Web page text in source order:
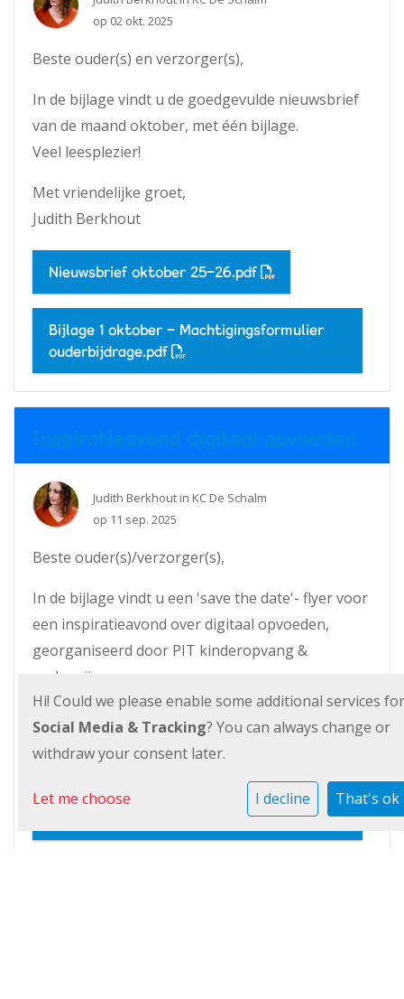
op 02 okt. 2025
Beste ouder(s) en verzorger(s),
In de bijlage vindt u de goedgevulde nieuwsbrief
van de maand oktober, met één bijlage.
Veel leesplezier!
Met vriendelijke groet,
Judith Berkhout
Nieuwsbrief oktober 25-26.pdf
Bijlage 1 oktober - Machtigingsformulier
ouderbijdrage.pdf
Inspiratieavond digitaal opvoeden
Judith Berkhout in KC De Schalm
op 11 sep. 2025
Beste ouder(s)/verzorger(s),
In de bijlage vindt u een 'save the date'- flyer voor
een inspiratieavond over digitaal opvoeden,
georganiseerd door PIT kinderopvang &
onderwijs.
Met vriendelijke groet,
Judith Berkhout
Save the date Inspiratieavond digitaal
Hi! Could we please enable some additional services for
Social Media & Tracking? You can always change or
withdraw your consent later.
Let me choose I decline That's ok